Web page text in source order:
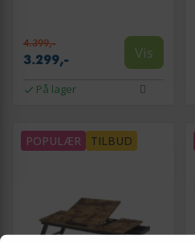
4.399,-
3.299,- Vis
På lager
POPULÆR TILBUD